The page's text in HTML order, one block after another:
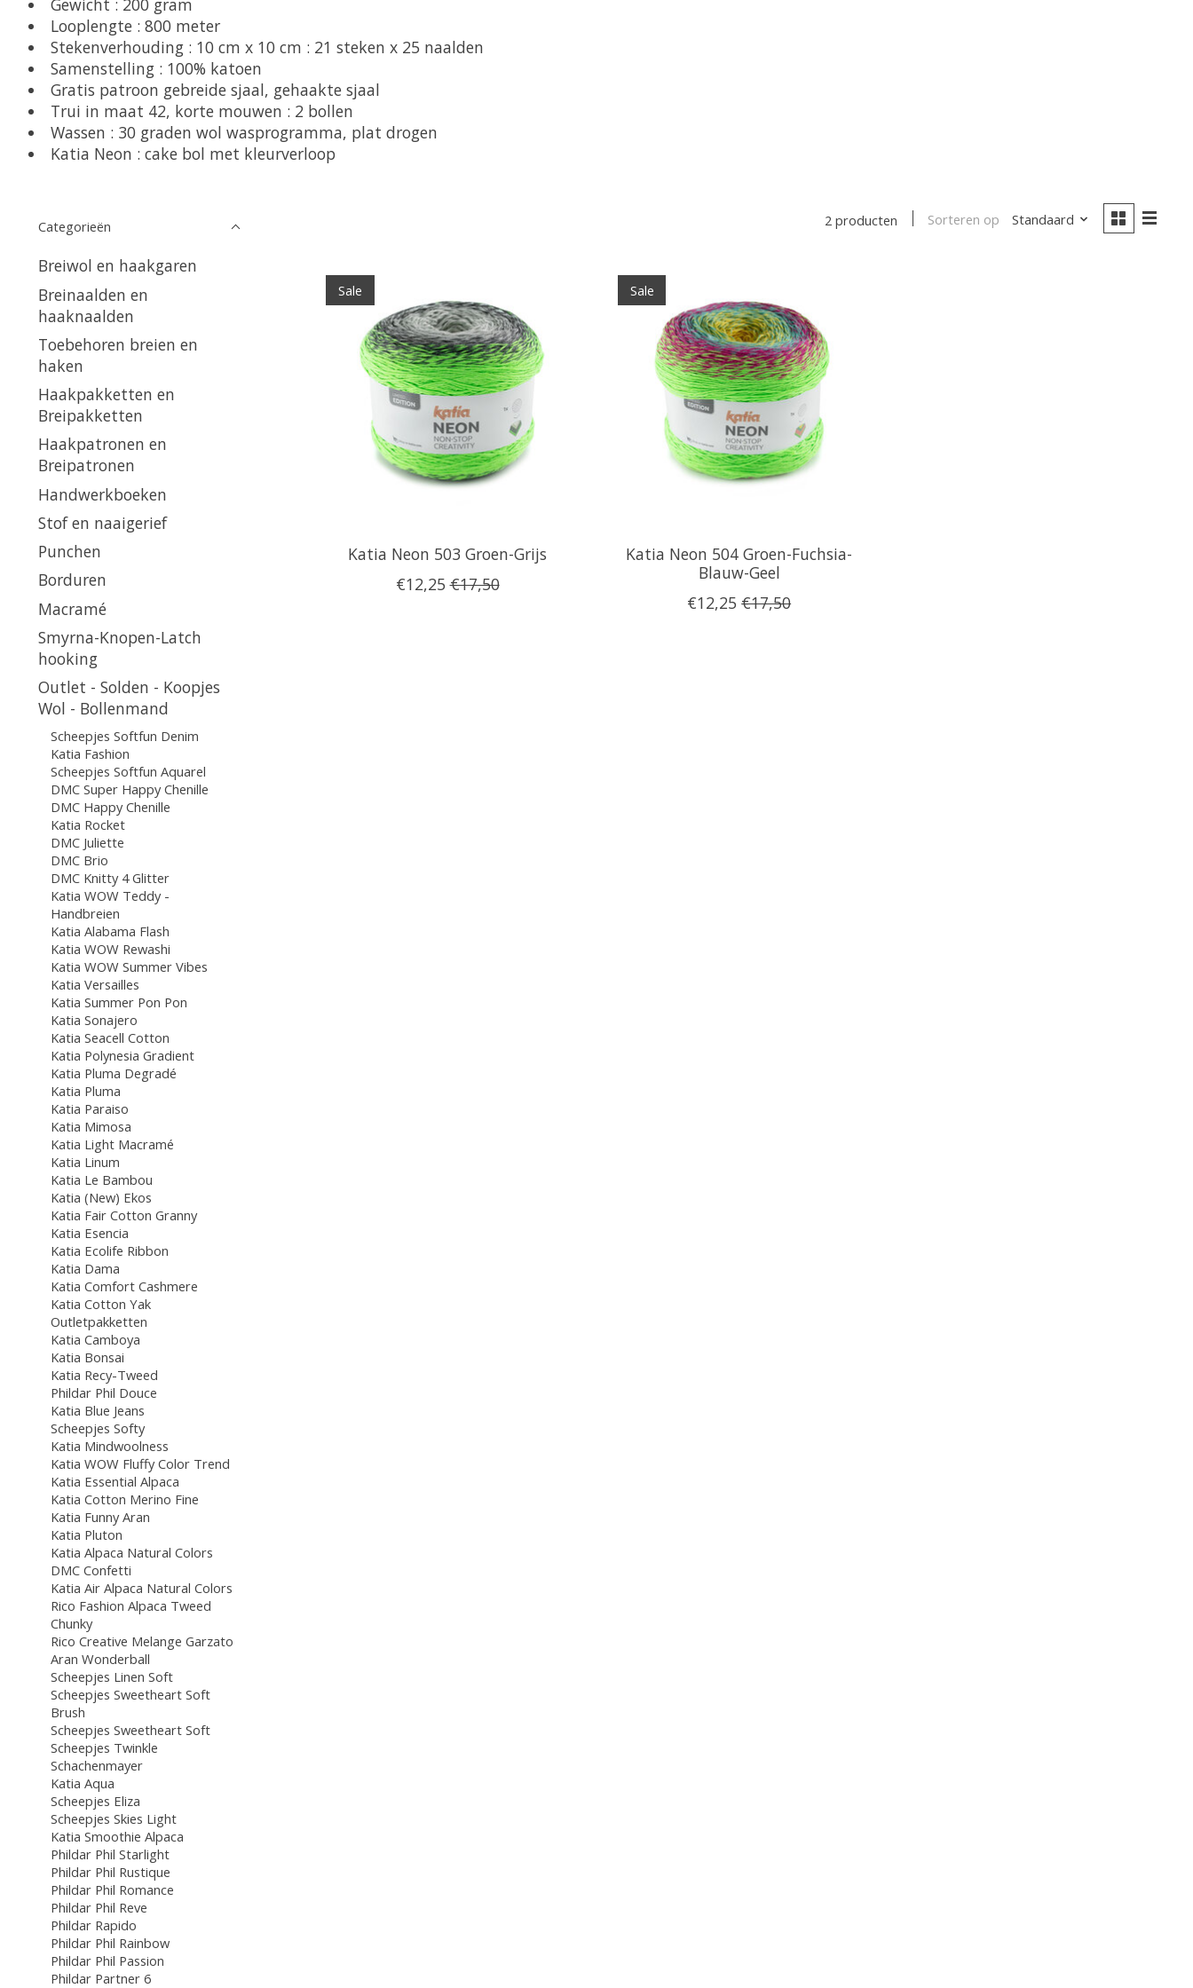
Gewicht : 200 gram
Looplengte : 800 meter
Stekenverhouding : 10 cm x 10 cm : 21 steken x 25 naalden
Samenstelling : 100% katoen
Gratis patroon gebreide sjaal, gehaakte sjaal
Trui in maat 42, korte mouwen : 2 bollen
Wassen : 30 graden wol wasprogramma, plat drogen
Katia Neon : cake bol met kleurverloop
Categorieën
Breiwol en haakgaren
Breinaalden en
haaknaalden
Toebehoren breien en
haken
Haakpakketten en
Breipakketten
Haakpatronen en
Breipatronen
Handwerkboeken
Stof en naaigerief
Punchen
Borduren
Macramé
Smyrna-Knopen-Latch
hooking
Outlet - Solden - Koopjes
Wol - Bollenmand
Scheepjes Softfun Denim
Katia Fashion
Scheepjes Softfun Aquarel
DMC Super Happy Chenille
DMC Happy Chenille
Katia Rocket
DMC Juliette
DMC Brio
DMC Knitty 4 Glitter
Katia WOW Teddy -
Handbreien
Katia Alabama Flash
Katia WOW Rewashi
Katia WOW Summer Vibes
Katia Versailles
Katia Summer Pon Pon
Katia Sonajero
Katia Seacell Cotton
Katia Polynesia Gradient
Katia Pluma Degradé
Katia Pluma
Katia Paraiso
Katia Mimosa
Katia Light Macramé
Katia Linum
Katia Le Bambou
Katia (New) Ekos
Katia Fair Cotton Granny
Katia Esencia
Katia Ecolife Ribbon
Katia Dama
Katia Comfort Cashmere
Katia Cotton Yak
Outletpakketten
Katia Camboya
Katia Bonsai
Katia Recy-Tweed
Phildar Phil Douce
Katia Blue Jeans
Scheepjes Softy
Katia Mindwoolness
Katia WOW Fluffy Color Trend
Katia Essential Alpaca
Katia Cotton Merino Fine
Katia Funny Aran
Katia Pluton
Katia Alpaca Natural Colors
DMC Confetti
Katia Air Alpaca Natural Colors
Rico Fashion Alpaca Tweed
Chunky
Rico Creative Melange Garzato
Aran Wonderball
Scheepjes Linen Soft
Scheepjes Sweetheart Soft
Brush
Scheepjes Sweetheart Soft
Scheepjes Twinkle
Schachenmayer
Katia Aqua
Scheepjes Eliza
Scheepjes Skies Light
Katia Smoothie Alpaca
Phildar Phil Starlight
Phildar Phil Rustique
Phildar Phil Romance
Phildar Phil Reve
Phildar Rapido
Phildar Phil Rainbow
Phildar Phil Passion
Phildar Partner 6
2 producten Sorteren op Standaard
Sale
Katia Neon 503 Groen-Grijs
€12,25 €17,50
Sale
Katia Neon 504 Groen-Fuchsia-
Blauw-Geel
€12,25 €17,50